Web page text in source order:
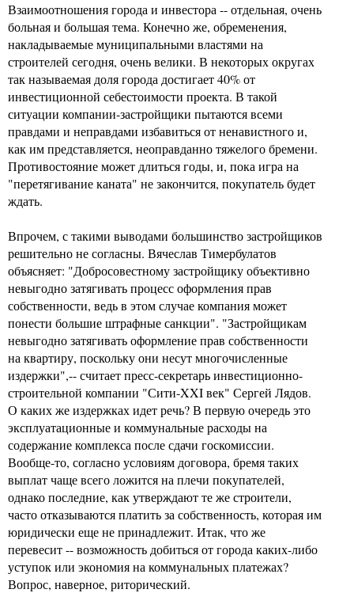
Взаимоотношения города и инвестора -- отдельная, очень
больная и большая тема. Конечно же, обременения,
накладываемые муниципальными властями на
строителей сегодня, очень велики. В некоторых округах
так называемая доля города достигает 40% от
инвестиционной себестоимости проекта. В такой
ситуации компании-застройщики пытаются всеми
правдами и неправдами избавиться от ненавистного и,
как им представляется, неоправданно тяжелого бремени.
Противостояние может длиться годы, и, пока игра на
"перетягивание каната" не закончится, покупатель будет
ждать.
Впрочем, с такими выводами большинство застройщиков
решительно не согласны. Вячеслав Тимербулатов
объясняет: "Добросовестному застройщику объективно
невыгодно затягивать процесс оформления прав
собственности, ведь в этом случае компания может
понести большие штрафные санкции". "Застройщикам
невыгодно затягивать оформление прав собственности
на квартиру, поскольку они несут многочисленные
издержки",-- считает пресс-секретарь инвестиционно-
строительной компании "Сити-XXI век" Сергей Лядов.
О каких же издержках идет речь? В первую очередь это
эксплуатационные и коммунальные расходы на
содержание комплекса после сдачи госкомиссии.
Вообще-то, согласно условиям договора, бремя таких
выплат чаще всего ложится на плечи покупателей,
однако последние, как утверждают те же строители,
часто отказываются платить за собственность, которая им
юридически еще не принадлежит. Итак, что же
перевесит -- возможность добиться от города каких-либо
уступок или экономия на коммунальных платежах?
Вопрос, наверное, риторический.